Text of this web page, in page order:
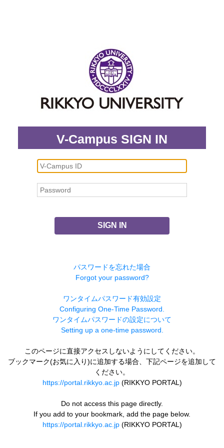
V-Campus SIGN IN
SIGN IN
パスワードを忘れた場合
Forgot your password?
ワンタイムパスワード有効設定
Configuring One-Time Password.
ワンタイムパスワードの設定について
Setting up a one-time password.
このページに直接アクセスしないようにしてください。
ブックマーク(お気に入り)に追加する場合、下記ページを追加して
ください。
https://portal.rikkyo.ac.jp(RIKKYO PORTAL)
Do not access this page directly.
If you add to your bookmark, add the page below.
https://portal.rikkyo.ac.jp(RIKKYO PORTAL)